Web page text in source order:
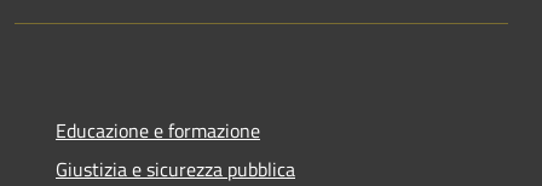
Educazione e formazione
Giustizia e sicurezza pubblica